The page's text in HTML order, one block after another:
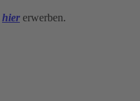
hier erwerben.